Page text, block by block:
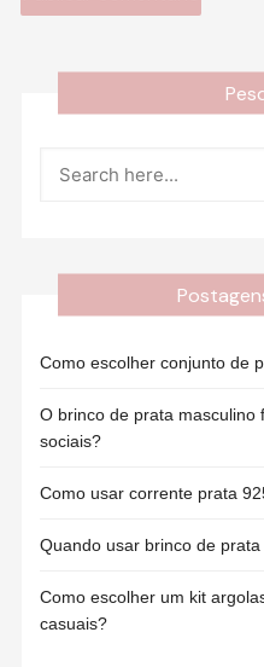
Como escolher conjunto de
O brinco de prata masculino
sociais?
Como usar corrente prata
Quando usar brinco de
Como escolher um kit
casuais?